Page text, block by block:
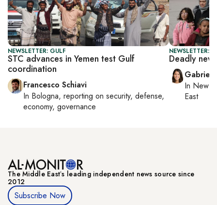
NEWSLETTER: GULF
STC advances in Yemen test Gulf
coordination
Francesco Schiavi
In Bologna, reporting on security, defense,
economy, governance
NEWSLETTER:
Deadly
In New
East
The Middle Eastʼs leading independent news source since
2012
Subscribe Now